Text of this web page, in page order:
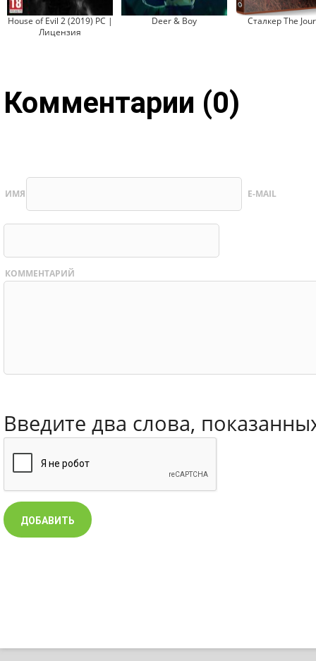
House of Evil 2 (2019) PC |
Лицензия
Deer & Boy Сталкер The
Комментарии (0)
ИМЯ E-MAIL
КОММЕНТАРИЙ
Введите два слова,